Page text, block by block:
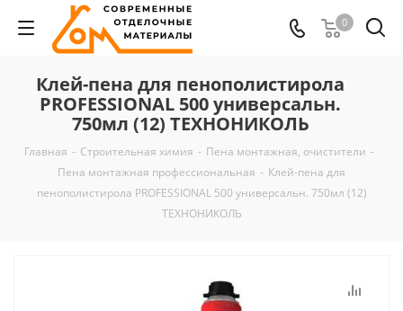
0
Клей-пена для пенополистирола
PROFESSIONAL 500 универсальн.
750мл (12) ТЕХНОНИКОЛЬ
Главная - Строительная химия - Пена монтажная, очистители -
Пена монтажная профессиональная - Клей-пена для
пенополистирола PROFESSIONAL 500 универсальн. 750мл (12)
ТЕХНОНИКОЛЬ